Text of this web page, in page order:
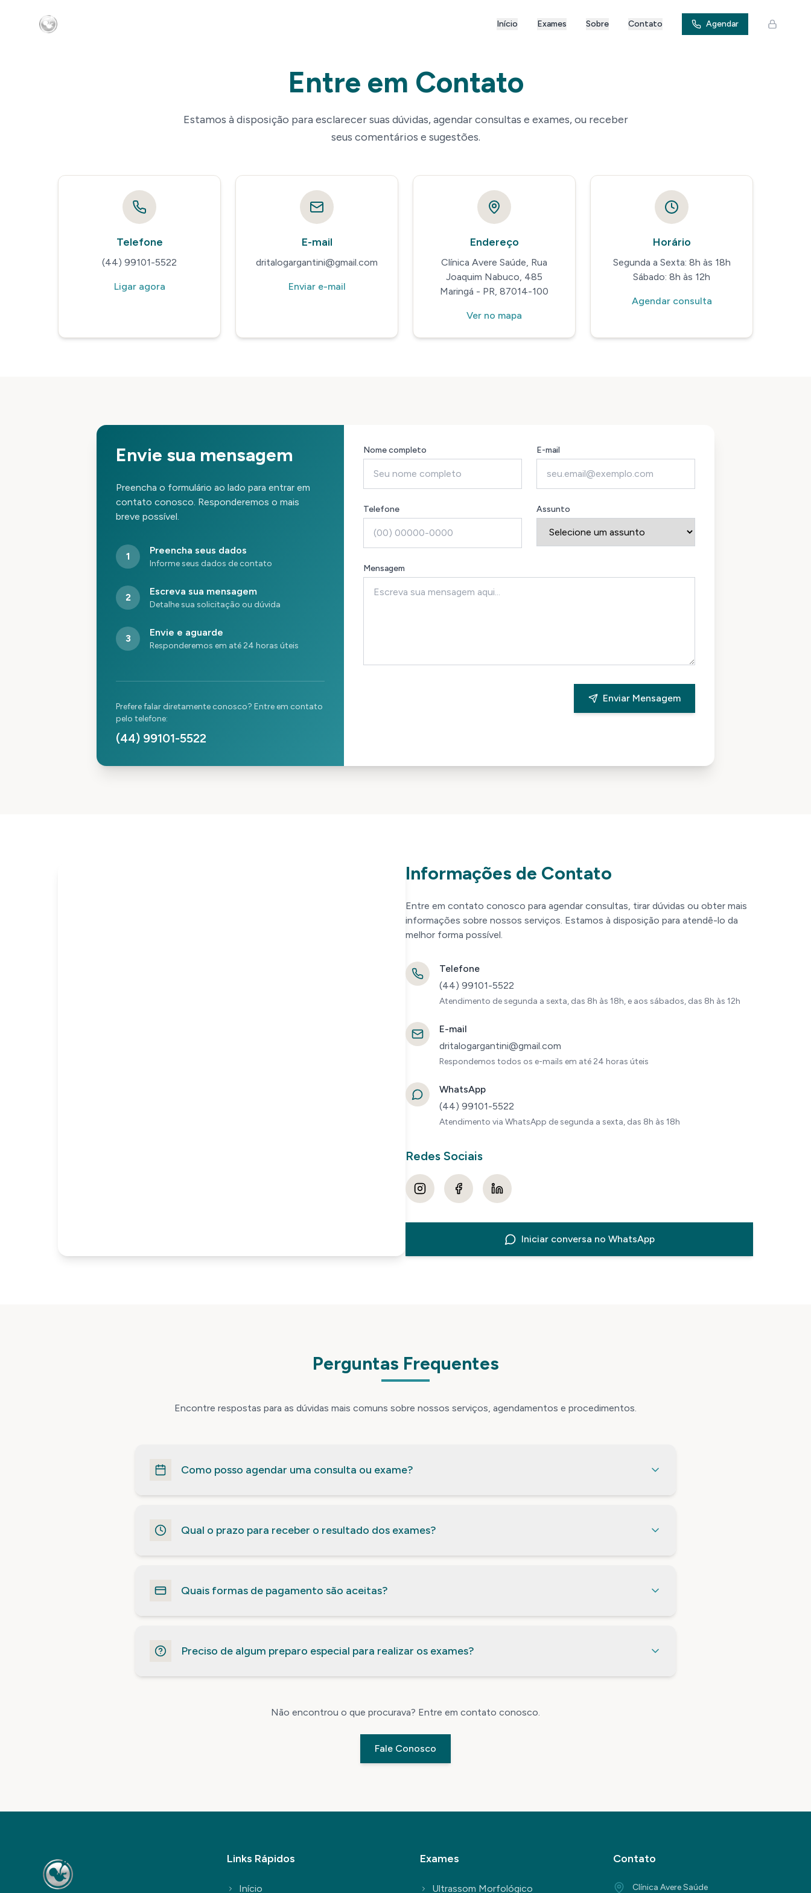
Início Exames Sobre Contato Agendar
Entre em Contato
Estamos à disposição para esclarecer suas dúvidas, agendar consultas e exames, ou receber
seus comentários e sugestões.
Telefone
(44) 99101-5522
Ligar agora
E-mail
dritalogargantini@gmail.com
Enviar e-mail
Endereço
Clínica Avere Saúde, Rua
Joaquim Nabuco, 485
Maringá - PR, 87014-100
Ver no mapa
Horário
Segunda a Sexta: 8h às 18h
Sábado: 8h às 12h
Agendar consulta
Envie sua mensagem
Preencha o formulário ao lado para entrar em
contato conosco. Responderemos o mais
breve possível.
1
Preencha seus dados
Informe seus dados de contato
2
Escreva sua mensagem
Detalhe sua solicitação ou dúvida
3
Envie e aguarde
Responderemos em até 24 horas úteis
Prefere falar diretamente conosco? Entre em contato
pelo telefone:
(44) 99101-5522
Nome completo E-mail
Telefone Assunto
Mensagem
Enviar Mensagem
Informações de Contato
Entre em contato conosco para agendar consultas, tirar dúvidas ou obter mais
informações sobre nossos serviços. Estamos à disposição para atendê-lo da
melhor forma possível.
Telefone
(44) 99101-5522
Atendimento de segunda a sexta, das 8h às 18h, e aos sábados, das 8h às 12h
E-mail
dritalogargantini@gmail.com
Respondemos todos os e-mails em até 24 horas úteis
WhatsApp
(44) 99101-5522
Atendimento via WhatsApp de segunda a sexta, das 8h às 18h
Redes Sociais
Iniciar conversa no WhatsApp
Perguntas Frequentes
Encontre respostas para as dúvidas mais comuns sobre nossos serviços, agendamentos e procedimentos.
Como posso agendar uma consulta ou exame?
Qual o prazo para receber o resultado dos exames?
Quais formas de pagamento são aceitas?
Preciso de algum preparo especial para realizar os exames?
Não encontrou o que procurava? Entre em contato conosco.
Fale Conosco
Links Rápidos
Início
Exames
Ultrassom Morfológico
Contato
Clínica Avere Saúde